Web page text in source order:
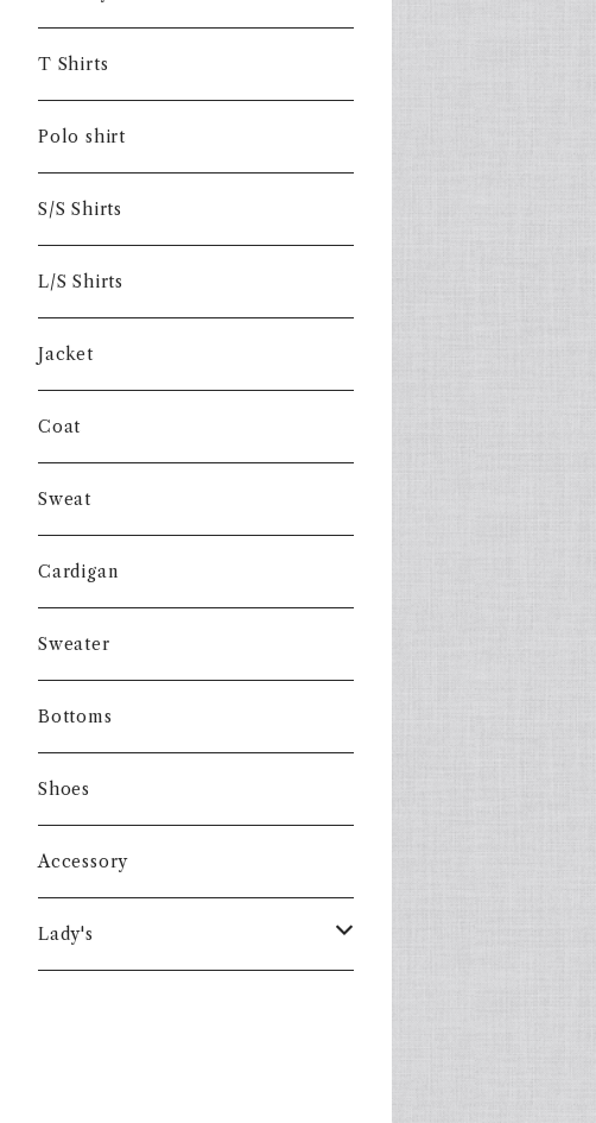
T Shirts
Polo shirt
S/S Shirts
L/S Shirts
Jacket
Coat
Sweat
Cardigan
Sweater
Bottoms
Shoes
Accessory
Lady's